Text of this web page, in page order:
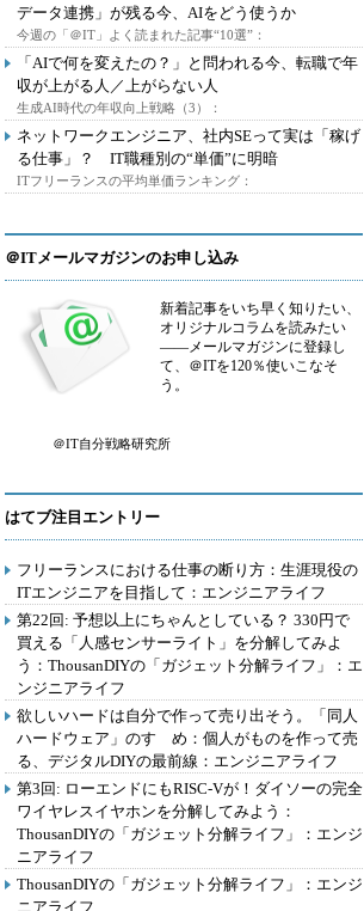
データ連携」が残る今、AIをどう使うか
今週の「＠IT」よく読まれた記事“10選”：
「AIで何を変えたの？」と問われる今、転職で年
収が上がる人／上がらない人
生成AI時代の年収向上戦略（3）：
ネットワークエンジニア、社内SEって実は「稼げ
る仕事」？ IT職種別の“単価”に明暗
ITフリーランスの平均単価ランキング：
＠ITメールマガジンのお申し込み
新着記事をいち早く知りたい、
オリジナルコラムを読みたい
――メールマガジンに登録し
て、＠ITを120％使いこなそ
う。
＠IT自分戦略研究所
はてブ注目エントリー
フリーランスにおける仕事の断り方：生涯現役の
ITエンジニアを目指して：エンジニアライフ
第22回: 予想以上にちゃんとしている？ 330円で
買える「人感センサーライト」を分解してみよ
う：ThousanDIYの「ガジェット分解ライフ」：エ
ンジニアライフ
欲しいハードは自分で作って売り出そう。「同人
ハードウェア」のすゝめ：個人がものを作って売
る、デジタルDIYの最前線：エンジニアライフ
第3回: ローエンドにもRISC-Vが！ダイソーの完全
ワイヤレスイヤホンを分解してみよう：
ThousanDIYの「ガジェット分解ライフ」：エンジ
ニアライフ
ThousanDIYの「ガジェット分解ライフ」：エンジ
ニアライフ